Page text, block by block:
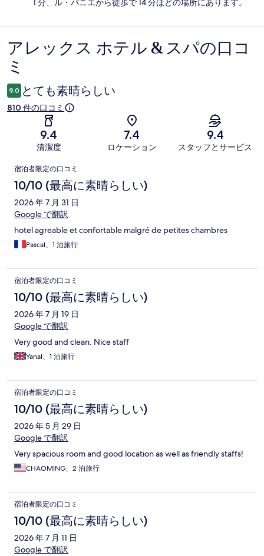
1 分、ル・パニエから徒歩で 14 分ほどの場所にあります。
口
コ
ミ
アレックス ホテル & スパの口コ
ミ
9.0 とても素晴らしい
810 件の口コミ
9.4
清潔度
7.4
ロケーション
9.4
スタッフとサービス
口
コ
ミ
宿泊者限定の口コミ
10/10 (最高に素晴らしい)
2026 年 7 月 31 日
Google で翻訳
hotel agreable et confortable malgré de petites chambres
Pascal、1 泊旅行
宿泊者限定の口コミ
10/10 (最高に素晴らしい)
2026 年 7 月 19 日
Google で翻訳
Very good and clean. Nice staff
Yanal、1 泊旅行
宿泊者限定の口コミ
10/10 (最高に素晴らしい)
2026 年 5 月 29 日
Google で翻訳
Very spacious room and good location as well as friendly staffs!
CHAOMING、2 泊旅行
宿泊者限定の口コミ
10/10 (最高に素晴らしい)
2026 年 7 月 11 日
Google で翻訳